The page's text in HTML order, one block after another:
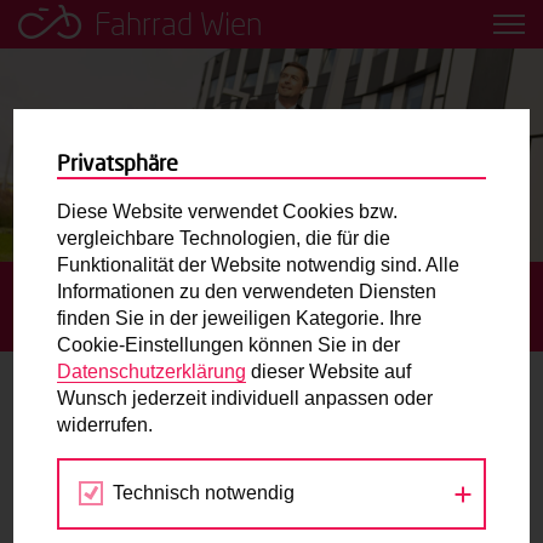
Fahrrad Wien
Leih dir einfach ein Transportfahrrad in deiner Nähe aus!
Mobilitätsbildung für Kinder und
Jugendliche
Radweg-Projektkarte
Routenplaner
Mit dem Fahrrad in Wien unterwegs? Hier finden Sie die
beste Route.
Wunschbox
Sie haben ein Anliegen zum Radverkehr? Schreiben Sie
STARTSEITE BLOG
JOBRAD: MIT DEM
DIENSTFAHRRAD ZUR ARBEIT
JobRad: Mit dem Dienstfahrrad zur
Arbeit
Privatsphäre
Diese Website verwendet Cookies bzw.
vergleichbare Technologien, die für die
Funktionalität der Website notwendig sind. Alle
Informationen zu den verwendeten Diensten
finden Sie in der jeweiligen Kategorie. Ihre
Cookie-Einstellungen können Sie in der
Datenschutzerklärung dieser Website auf
Wunsch jederzeit individuell anpassen oder
widerrufen.
Technisch notwendig